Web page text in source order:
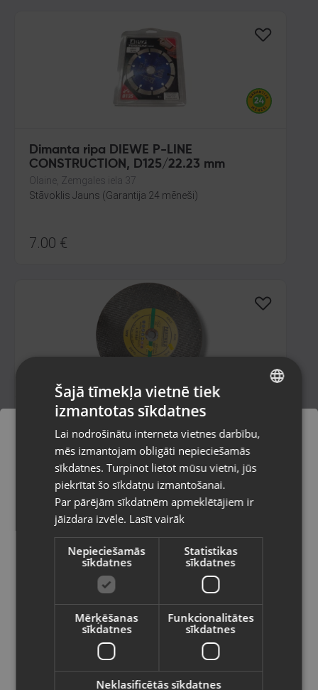
Dimanta ripa DIEWE P-LINE
CONSTRUCTION, D125/22.23 mm
Olaine, Zemgales iela 37
Stāvoklis Jauns (Garantija 24 mēneši)
7.00 €
PARTNER 5500RPM
Ventspils, Lidotāju iela 24-37
Stāvoklis Jauns (Garantija 24 mēneši)
7.00€
Pasūtījumi tiks piegādāti uz
izvēlēto valsti
Vietnes saturs būs attēlots izvēlētajā
valodā
Valsts
Latviešu / Latvian
RUSSIAN
Šajā tīmekļa vietnē tiek
izmantotas sīkdatnes
Lai nodrošinātu interneta vietnes darbību,
mēs izmantojam obligāti nepieciešamās
sīkdatnes. Turpinot lietot mūsu vietni, jūs
piekrītat šo sīkdatņu izmantošanai.
Par pārējām sīkdatnēm apmeklētājiem ir
jāizdara izvēle. Lasīt vairāk
Nepieciešamās
sīkdatnes
Statistikas
sīkdatnes
Mērķēšanas
sīkdatnes
Funkcionalitātes
sīkdatnes
Neklasificētās sīkdatnes